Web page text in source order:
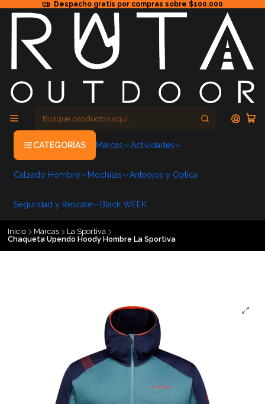
Despacho gratis por compras sobre $100.000
CATEGORÍAS Marcas Actividades
Calzado Hombre Mochilas Anteojos y Optica
Seguridad y Rescate Black WEEK
Inicio Marcas
La Sportiva
Chaqueta Upendo Hoody Hombre La Sportiva